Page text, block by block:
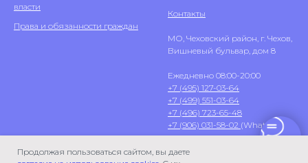
Продолжая пользоваться сайтом, вы даете
власти
Права и обязанности граждан
Контакты
МО, Чеховский район, г. Чехов,
Вишневый бульвар, дом 8
Ежедневно 08:00-20:00
+7 (495) 127-03-64
+7 (499) 551-03-64
+7 (496) 723-65-48
+7 (906) 031-58-02 (WhatsApp)